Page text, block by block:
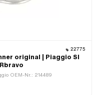
22775
original | Piaggio SI
OEM-Nr.: 214489